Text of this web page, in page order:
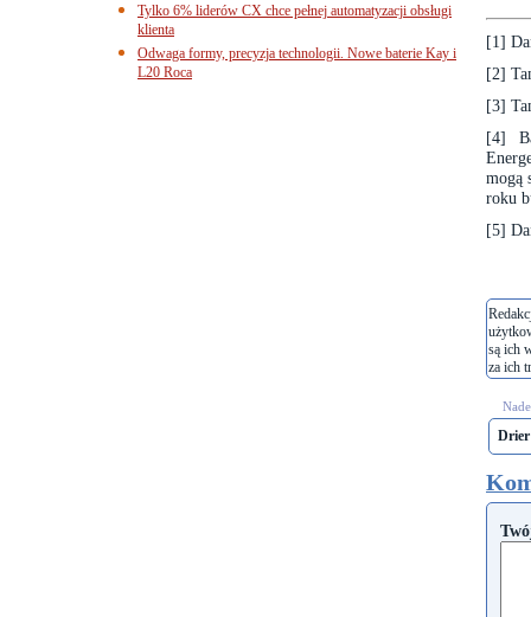
[1]
[2]
[3]
[4]
mogą
roku
[5]
są ich
za ich
Drier
Tylko 6% liderów CX chce pełnej automatyzacji obsługi
klienta
Odwaga formy, precyzja technologii. Nowe baterie Kay i
L20 Roca